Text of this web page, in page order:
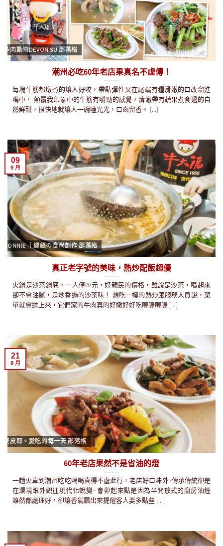
多肉動物DEVON SU 部落格
潮州必吃60年老店果真名不虛傳！
每塊牛筋都燉煮的讓人好咬，帶點彈性又在尾端有種滑嫩的口改溜進
嘴中， 顛覆我印象中的牛筋有嚼勁的感覺，清澈帶有蔬果煮食過的自
然鮮甜，很快地就讓人一碗嗑光光，口齒留香。 [...]
CONNIE ｜緹緹の食尚創作 部落格
真正老字號的美味，熱炒配飯超優
火鍋是沙茶鍋底，一人僅20元，好親民的價格，雖說是沙茶，喝起來
卻不會油膩，是炒香過的沙茶味！ 想吃一樓的熱炒跟服務人員說，菜
單就會送上來，它們家的牛肉真的好嫩好好吃喔喔喔喔 [...]
09
9 月
終皮耶。愛吃的每一天 部落格
60年老店果然不是省油的燈
一趟火車到潮州吃吃喝喝真得不虛此行，老店好口味外~傳承傳統卻是
在環境跟外觀往現代化蛻變~ 會卯起來點是因為半開放式的廚房油煙
雖然都處理好，卻讓香氣飄出來提醒客人要多點些 [...]
21
8 月